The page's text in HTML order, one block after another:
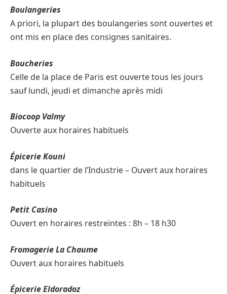
Boulangeries
A priori, la plupart des boulangeries sont ouvertes et
ont mis en place des consignes sanitaires.
Boucheries
Celle de la place de Paris est ouverte tous les jours
sauf lundi, jeudi et dimanche après midi
Biocoop Valmy
Ouverte aux horaires habituels
Épicerie Kouni
dans le quartier de l’Industrie – Ouvert aux horaires
habituels
Petit Casino
Ouvert en horaires restreintes : 8h – 18 h30
Fromagerie La Chaume
Ouvert aux horaires habituels
Épicerie Eldoradoz